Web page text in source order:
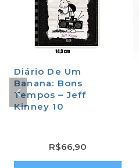
Diário De Um
Banana: Bons
Tempos – Jeff
Kinney 10
R$66,90